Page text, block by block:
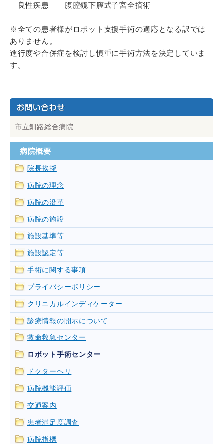
良性疾患 腹腔鏡下膣式子宮全摘術
※全ての患者様がロボット支援手術の適応となる訳では
ありません。
進行度や合併症を検討し慎重に手術方法を決定していま
す。
市立釧路総合病院
病院概要
院長挨拶
病院の理念
病院の沿革
病院の施設
施設基準等
施設認定等
手術に関する事項
プライバシーポリシー
クリニカルインディケーター
診療情報の開示について
救命救急センター
ロボット手術センター
ドクターヘリ
病院機能評価
交通案内
患者満足度調査
病院指標